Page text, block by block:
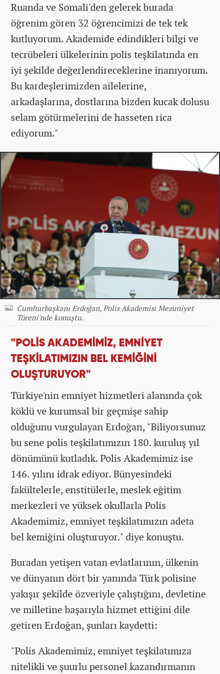
Ruanda ve Somali'den gelerek burada
öğrenim gören 32 öğrencimizi de tek tek
kutluyorum. Akademide edindikleri bilgi ve
tecrübeleri ülkelerinin polis teşkilatında en
iyi şekilde değerlendireceklerine inanıyorum.
Bu kardeşlerimizden ailelerine,
arkadaşlarına, dostlarına bizden kucak dolusu
selam götürmelerini de hasseten rica
ediyorum."
Cumhurbaşkanı Erdoğan, Polis Akademisi Mezuniyet
Töreni'nde konuştu.
"POLİS AKADEMİMİZ, EMNİYET
TEŞKİLATIMIZIN BEL KEMİĞİNİ
OLUŞTURUYOR"
Türkiye'nin emniyet hizmetleri alanında çok
köklü ve kurumsal bir geçmişe sahip
olduğunu vurgulayan Erdoğan, "Biliyorsunuz
bu sene polis teşkilatımızın 180. kuruluş yıl
dönümünü kutladık. Polis Akademimiz ise
146. yılını idrak ediyor. Bünyesindeki
fakültelerle, enstitülerle, meslek eğitim
merkezleri ve yüksek okullarla Polis
Akademimiz, emniyet teşkilatımızın adeta
bel kemiğini oluşturuyor." diye konuştu.
Buradan yetişen vatan evlatlarının, ülkenin
ve dünyanın dört bir yanında Türk polisine
yakışır şekilde özveriyle çalıştığını, devletine
ve milletine başarıyla hizmet ettiğini dile
getiren Erdoğan, şunları kaydetti:
"Polis Akademimiz, emniyet teşkilatımıza
nitelikli ve şuurlu personel kazandırmanın